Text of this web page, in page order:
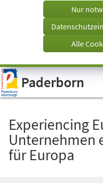
Visuelle
Assistenzsoftware
öffnen.
Nur
Alle
Paderborn
Experiencing
Unternehmen
für Europa